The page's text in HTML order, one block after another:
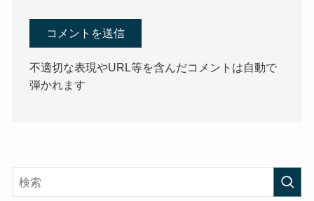
不適切な表現やURL等を含んだコメントは自動で
弾かれます